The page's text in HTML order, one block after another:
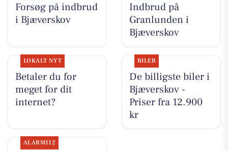
Forsøg på indbrud
i Bjæverskov
Indbrud på
Granlunden i
Bjæverskov
LOKALT NYT
Betaler du for
meget for dit
internet?
BILER
De billigste biler i
Bjæverskov -
Priser fra 12.900
kr
ALARM112